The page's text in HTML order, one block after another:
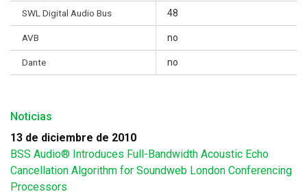
SWL Digital Audio Bus 48
AVB no
Dante no
Noticias
13 de diciembre de 2010
BSS Audio® Introduces Full-Bandwidth Acoustic Echo
Cancellation Algorithm for Soundweb London Conferencing
Processors